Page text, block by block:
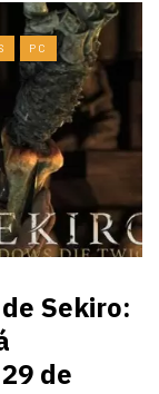
PC
Sekiro:
de